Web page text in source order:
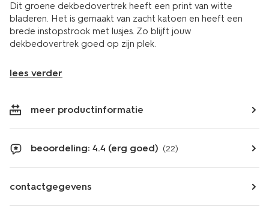
Dit groene dekbedovertrek heeft een print van witte
bladeren. Het is gemaakt van zacht katoen en heeft een
brede instopstrook met lusjes. Zo blijft jouw
dekbedovertrek goed op zijn plek.
lees verder
meer productinformatie
beoordeling: 4.4 (erg goed) (22)
contactgegevens